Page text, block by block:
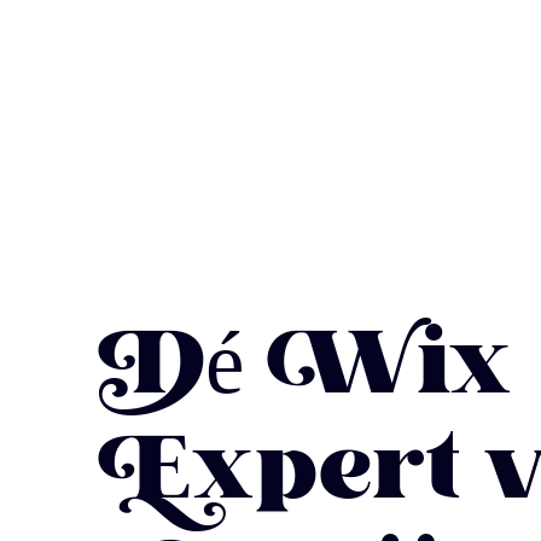
Dé Wix
Expert